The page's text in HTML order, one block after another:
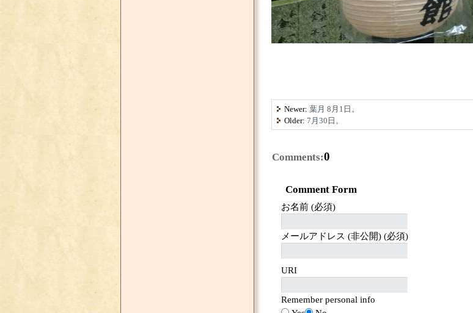
Newer:葉月 8月1日。
Older:7月30日。
Comments:0
Comment Form
お名前 (必須)
メールアドレス (非公開) (必須)
URI
Remember personal info